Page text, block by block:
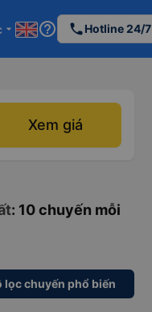
arrow_drop_down help_outline phoneHotline 24/7
Xem giá
: 10 chuyến mỗi
lọc chuyến phổ biến